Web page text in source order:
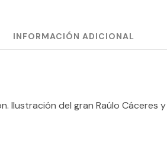
INFORMACIÓN ADICIONAL
Ilustración del gran Raúlo Cáceres